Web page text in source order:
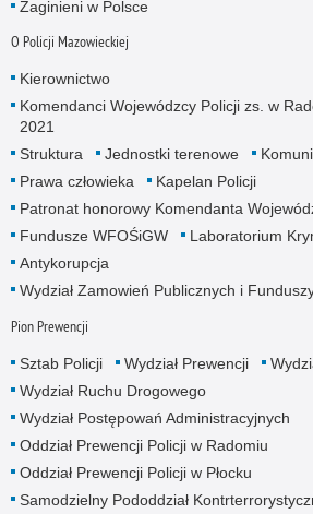
Zaginieni w Polsce
O Policji Mazowieckiej
Kierownictwo
Komendanci Wojewódzcy Policji zs. w
2021
Struktura
Jednostki terenowe
Prawa człowieka
Kapelan Policji
Patronat honorowy Komendanta
Fundusze WFOŚiGW
Laboratorium
Antykorupcja
Wydział Zamowień Publicznych i
Pion Prewencji
Sztab Policji Wydział Prewencji
Wydział Ruchu Drogowego
Wydział Postępowań Administracyjnych
Oddział Prewencji Policji w Radomiu
Oddział Prewencji Policji w Płocku
Samodzielny Pododdział